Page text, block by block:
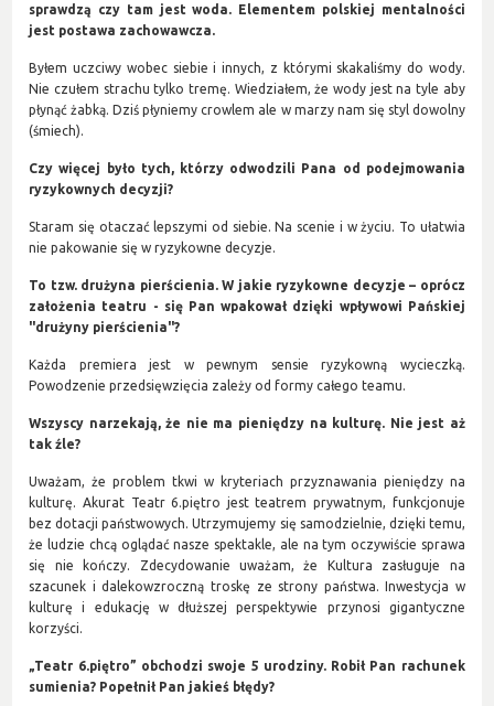
sprawdzą czy tam jest woda. Elementem polskiej mentalności
jest postawa zachowawcza.
Byłem uczciwy wobec siebie i innych, z którymi skakaliśmy do wody.
Nie czułem strachu tylko tremę. Wiedziałem, że wody jest na tyle aby
płynąć żabką. Dziś płyniemy crowlem ale w marzy nam się styl dowolny
(śmiech).
Czy więcej było tych, którzy odwodzili Pana od podejmowania
ryzykownych decyzji?
Staram się otaczać lepszymi od siebie. Na scenie i w życiu. To ułatwia
nie pakowanie się w ryzykowne decyzje.
To tzw. drużyna pierścienia. W jakie ryzykowne decyzje – oprócz
założenia teatru - się Pan wpakował dzięki wpływowi Pańskiej
"drużyny pierścienia"?
Każda premiera jest w pewnym sensie ryzykowną wycieczką.
Powodzenie przedsięwzięcia zależy od formy całego teamu.
Wszyscy narzekają, że nie ma pieniędzy na kulturę. Nie jest aż
tak źle?
Uważam, że problem tkwi w kryteriach przyznawania pieniędzy na
kulturę. Akurat Teatr 6.piętro jest teatrem prywatnym, funkcjonuje
bez dotacji państwowych. Utrzymujemy się samodzielnie, dzięki temu,
że ludzie chcą oglądać nasze spektakle, ale na tym oczywiście sprawa
się nie kończy. Zdecydowanie uważam, że Kultura zasługuje na
szacunek i dalekowzroczną troskę ze strony państwa. Inwestycja w
kulturę i edukację w dłuższej perspektywie przynosi gigantyczne
korzyści.
„Teatr 6.piętro” obchodzi swoje 5 urodziny. Robił Pan rachunek
sumienia? Popełnił Pan jakieś błędy?